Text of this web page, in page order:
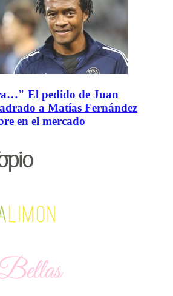
El pedido de Juan
a Matías Fernández
en el mercado